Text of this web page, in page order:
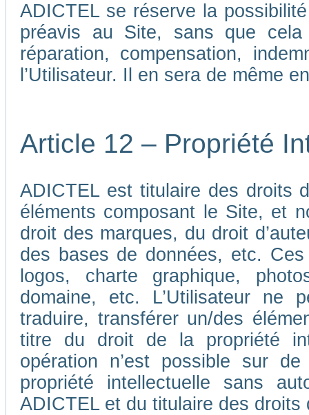
ADICTEL se réserve la
préavis au Site, sans que
réparation, compensation,
l’Utilisateur. Il en sera de même
Article 12 – Propriété
ADICTEL est titulaire des droits
éléments composant le Site, et
droit des marques, du droit
des bases de données, etc.
logos, charte graphique,
domaine, etc. L’Utilisateur ne
traduire, transférer un/des
titre du droit de la propriété
opération n’est possible sur
propriété intellectuelle sans
ADICTEL et du titulaire des